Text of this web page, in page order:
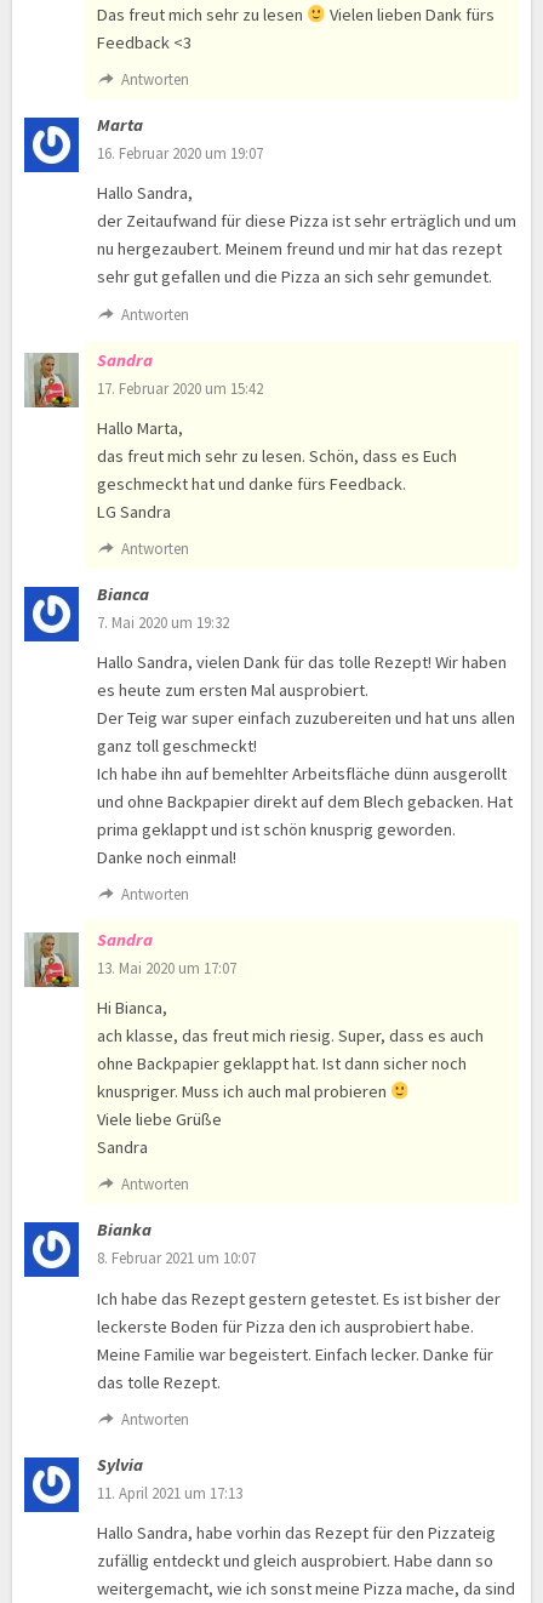
Das freut mich sehr zu lesen
Vielen lieben Dank fürs
Feedback <3
Antworten
Marta
16. Februar 2020 um 19:07
Hallo Sandra,
der Zeitaufwand für diese Pizza ist sehr erträglich und um
nu hergezaubert. Meinem freund und mir hat das rezept
sehr gut gefallen und die Pizza an sich sehr gemundet.
Antworten
Sandra
17. Februar 2020 um 15:42
Hallo Marta,
das freut mich sehr zu lesen. Schön, dass es Euch
geschmeckt hat und danke fürs Feedback.
LG Sandra
Antworten
Bianca
7. Mai 2020 um 19:32
Hallo Sandra, vielen Dank für das tolle Rezept! Wir haben
es heute zum ersten Mal ausprobiert.
Der Teig war super einfach zuzubereiten und hat uns allen
ganz toll geschmeckt!
Ich habe ihn auf bemehlter Arbeitsfläche dünn ausgerollt
und ohne Backpapier direkt auf dem Blech gebacken. Hat
prima geklappt und ist schön knusprig geworden.
Danke noch einmal!
Antworten
Sandra
13. Mai 2020 um 17:07
Hi Bianca,
ach klasse, das freut mich riesig. Super, dass es auch
ohne Backpapier geklappt hat. Ist dann sicher noch
knuspriger. Muss ich auch mal probieren
Viele liebe Grüße
Sandra
Antworten
Bianka
8. Februar 2021 um 10:07
Ich habe das Rezept gestern getestet. Es ist bisher der
leckerste Boden für Pizza den ich ausprobiert habe.
Meine Familie war begeistert. Einfach lecker. Danke für
das tolle Rezept.
Antworten
Sylvia
11. April 2021 um 17:13
Hallo Sandra, habe vorhin das Rezept für den Pizzateig
zufällig entdeckt und gleich ausprobiert. Habe dann so
weitergemacht, wie ich sonst meine Pizza mache, da sind